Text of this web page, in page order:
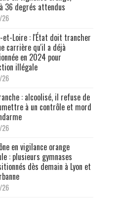
36 degrés attendus
et-Loire : l'État doit trancher
carrière qu'il a déjà
en 2024 pour
illégale
: alcoolisé, il refuse de
à un contrôle et mord
en vigilance orange
: plusieurs gymnases
dès demain à Lyon et